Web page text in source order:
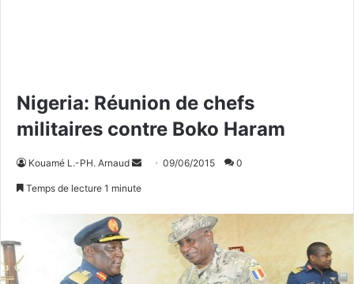
Nigeria: Réunion de chefs
militaires contre Boko Haram
Kouamé L.-PH. Arnaud 09/06/2015 0
Temps de lecture 1 minute